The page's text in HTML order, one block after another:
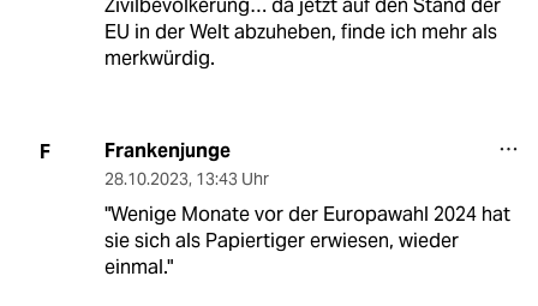
Zivilbevölkerung… da jetzt auf den Stand der
EU in der Welt abzuheben, finde ich mehr als
merkwürdig.
F Frankenjunge
28.10.2023, 13:43 Uhr
"Wenige Monate vor der Europawahl 2024 hat
sie sich als Papiertiger erwiesen, wieder
einmal."